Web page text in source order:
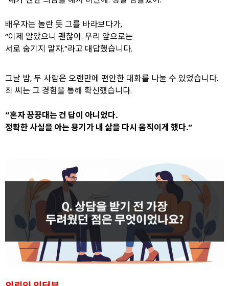
배우자는 놀란 듯 그를 바라보다가,
“이제 알았으니 괜찮아. 우리 앞으로는
서로 숨기지 말자.”라고 대답했습니다.
그날 밤, 두 사람은 오랜만에 편안한 대화를 나눌 수 있었습니다.
최 씨는 그 경험을 통해 확신했습니다.
“혼자 끙끙대는 건 답이 아니었다.
정확한 사실을 아는 용기가 내 삶을 다시 움직이게 했다.”